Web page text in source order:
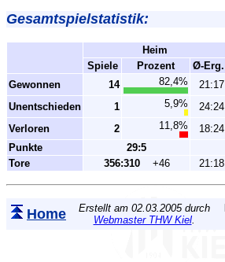
Gesamtspielstatistik:
Heim
Spiele
Prozent Ø-Erg.
Gewonnen
14 82,4% 21:17
Unentschieden
1 5,9% 24:24
Verloren
2 11,8% 18:24
Punkte
29:5
Tore
356:310+46 21:18
Home
Erstellt am 02.03.2005 durch
Webmaster THW Kiel.